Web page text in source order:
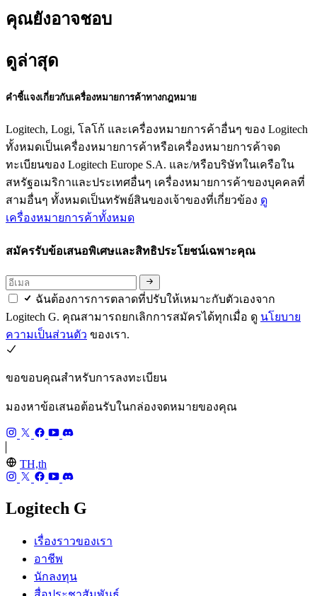
คุณยังอาจชอบ
ดูล่าสุด
คำชี้แจงเกี่ยวกับเครื่องหมายการค้าทางกฎหมาย
Logitech, Logi, โลโก้ และเครื่องหมายการค้าอื่นๆ ของ Logitech
ทั้งหมดเป็นเครื่องหมายการค้าหรือเครื่องหมายการค้าจด
ทะเบียนของ Logitech Europe S.A. และ/หรือบริษัทในเครือใน
สหรัฐอเมริกาและประเทศอื่นๆ เครื่องหมายการค้าของบุคคลที่
สามอื่นๆ ทั้งหมดเป็นทรัพย์สินของเจ้าของที่เกี่ยวข้อง ดู
เครื่องหมายการค้าทั้งหมด
สมัครรับข้อเสนอพิเศษและสิทธิประโยชน์เฉพาะคุณ
ฉันต้องการการตลาดที่ปรับให้เหมาะกับตัวเองจาก
Logitech G. คุณสามารถยกเลิกการสมัครได้ทุกเมื่อ ดู นโยบาย
ความเป็นส่วนตัว ของเรา.
ขอขอบคุณสำหรับการลงทะเบียน
มองหาข้อเสนอต้อนรับในกล่องจดหมายของคุณ
TH,th
Logitech G
เรื่องราวของเรา
อาชีพ
นักลงทุน